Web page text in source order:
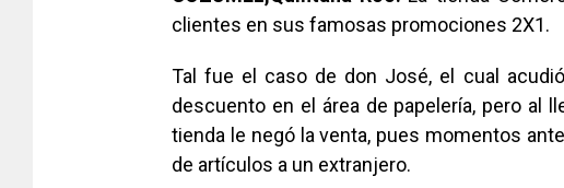
clientes en sus famosas promociones 2X1.
Tal fue el caso de don José, el cual
descuento en el área de papelería, pero al
tienda le negó la venta, pues momentos
de artículos a un extranjero.